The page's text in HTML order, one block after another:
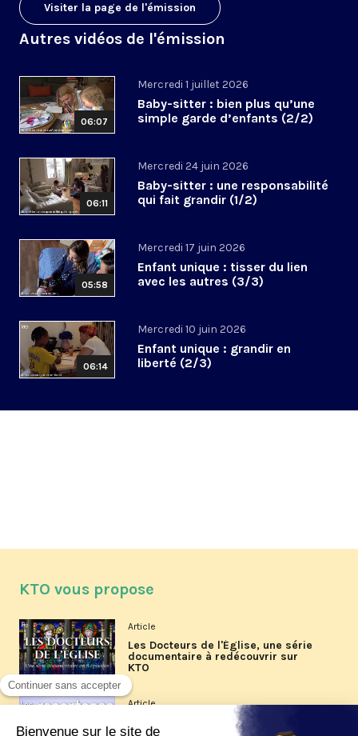
Visiter la page de l'émission
Autres vidéos de l'émission
06:07
Mercredi 1 juillet 2026
Baby-sitter : bien plus qu’une
simple garde d’enfants (2/2)
06:11
Mercredi 24 juin 2026
Baby-sitter : une responsabilité
qui fait grandir (1/2)
05:58
Mercredi 17 juin 2026
Enfant unique : tisser du lien
avec les autres (3/3)
06:14
Mercredi 10 juin 2026
Enfant unique : grandir en
liberté (2/3)
KTO vous propose
Article
Les Docteurs de l'Église, une série
documentaire à redécouvrir sur
KTO
Article
Les reportages d'été 2026 de KTO